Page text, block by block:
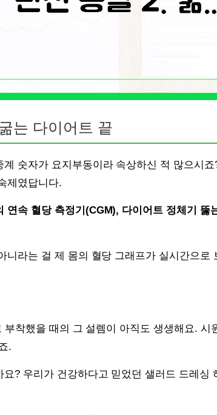
는 다이어트 끝
숫자가 요지부동이라 속상하신 적 많으시
제였답니다.
연속 혈당 측정기(CGM), 다이어트 정체기 뚫
니라는 걸 제 몸의 혈당 그래프가 실시간으로
부착했을 때의 그 설렘이 아직도 생생해요.
.
? 우리가 건강하다고 믿었던 샐러드 드레싱